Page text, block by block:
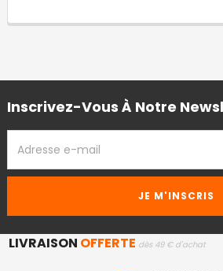
Inscrivez-Vous À Notre
EMAIL
LIVRAISON OFFERTE dès 49 € d'achat